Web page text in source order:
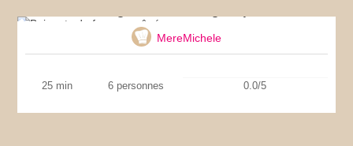
MereMichele
25 min 6 personnes 0.0/5